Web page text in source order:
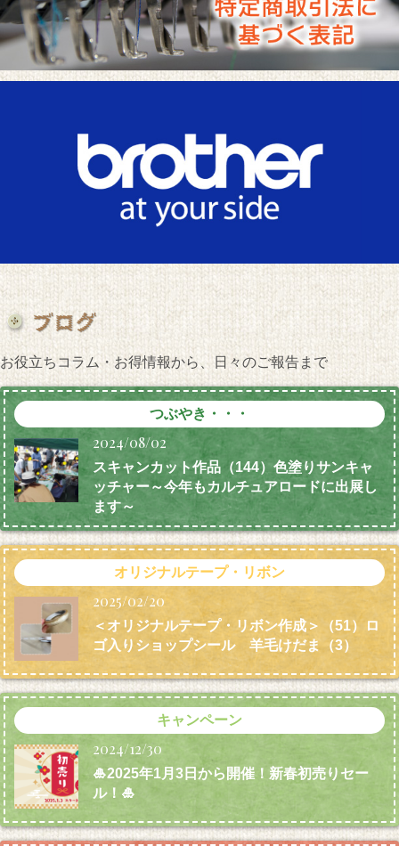
お役立ちコラム・お得情報から、日々のご報告まで
つぶやき・・・
2024/08/02
スキャンカット作品（144）色塗りサンキャ
ッチャー～今年もカルチュアロードに出展し
ます～
オリジナルテープ・リボン
2025/02/20
＜オリジナルテープ・リボン作成＞（51）ロ
ゴ入りショップシール 羊毛けだま （3）
キャンペーン
2024/12/30
🎍2025年1月3日から開催！新春初売りセー
ル！🎍